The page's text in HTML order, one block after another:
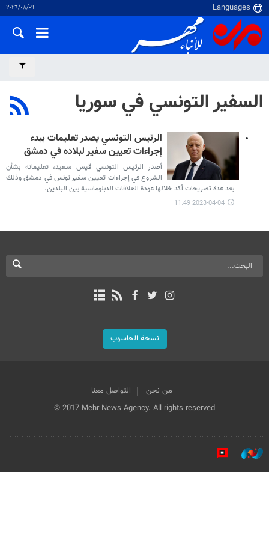
٠٩‏/٠٨‏/٢٠٢٦
السفير التونسي في سوريا
الرئيس التونسي يصدر تعليمات ببدء
إجراءات تعيين سفير لبلاده في دمشق
أصدر الرئيس التونسي قيس سعيد، تعليماته بشأن
الشروع في إجراءات تعيين سفير تونس في دمشق وذلك
بعد عدة تصريحات أكد خلالها عودة العلاقات الدبلوماسية بين البلدين.
2023-04-04 11:49
نسخة الحاسوب
من نحن
التواصل معنا
© 2017 Mehr News Agency. All rights reserved